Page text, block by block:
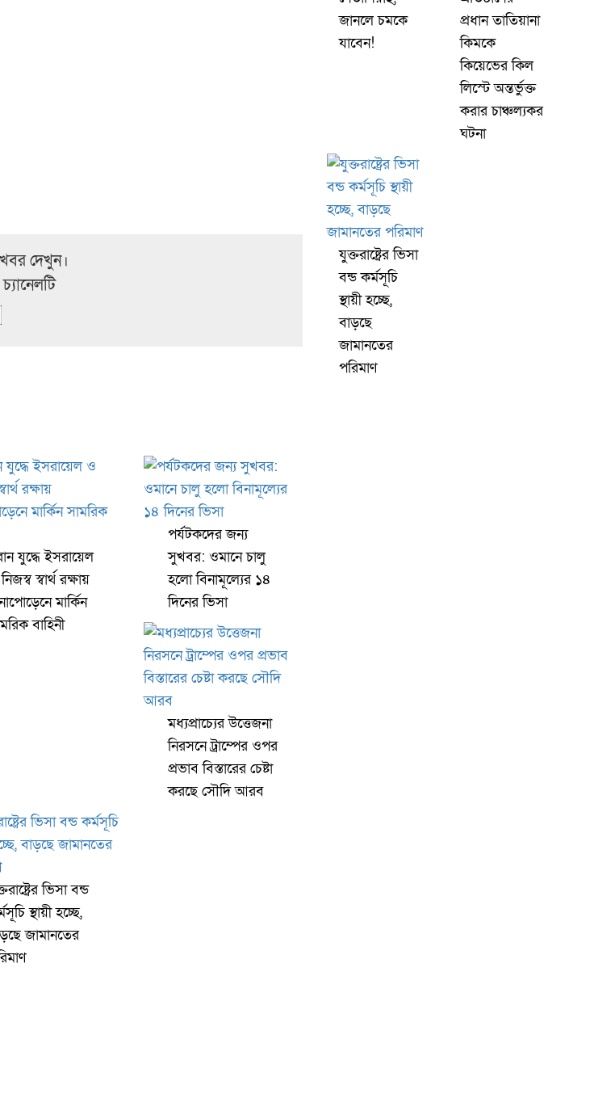
দেখুন।
যুদ্ধে ইসরায়েল
স্বার্থ রক্ষায়
মার্কিন
বাহিনী
পর্যটকদের জন্য
সুখবর: ওমানে চালু
হলো বিনামূল্যের ১৪
দিনের ভিসা
মধ্যপ্রাচ্যের উত্তেজনা
নিরসনে ট্রাম্পের ওপর
প্রভাব বিস্তারের চেষ্টা
করছে সৌদি আরব
ভিসা বন্ড
স্থায়ী হচ্ছে,
জামানতের
জানলে চমকে
যাবেন!
প্রধান তাতিয়ানা
কিমকে
কিয়েভের কিল
লিস্টে অন্তর্ভুক্ত
করার চাঞ্চল্যকর
ঘটনা
যুক্তরাষ্ট্রের ভিসা
বন্ড কর্মসূচি
স্থায়ী হচ্ছে,
বাড়ছে
জামানতের
পরিমাণ